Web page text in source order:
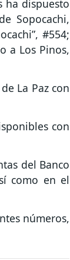
ha dispuesto
Sopocachi,
#554;
a Los Pinos,
La Paz con
con
del Banco
como en el
números,